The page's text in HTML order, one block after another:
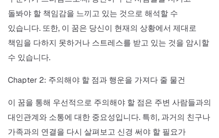
돌봐야 할 책임감을 느끼고 있는 것으로 해석할 수
있습니다. 또한, 이 꿈은 당신이 현재의 상황에서 제대로
책임을 다하지 못하거나 스트레스를 받고 있는 것을 암시할
수 있습니다.
Chapter 2: 주의해야 할 점과 행운을 가져다 줄 물건
이 꿈을 통해 우선적으로 주의해야 할 점은 주변 사람들과의
대인관계와 소통에 대한 중요성입니다. 특히, 과거의 친구나
가족과의 연결을 다시 살펴보고 신경 써야 할 필요가